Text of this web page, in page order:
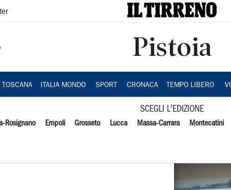
Pistoia
TOSCANA ITALIA MONDO SPORT CRONACA TEMPO LIBERO
SCEGLI L'EDIZIONE
Rosignano Empoli Grosseto Lucca Massa-Carrara Montecatini